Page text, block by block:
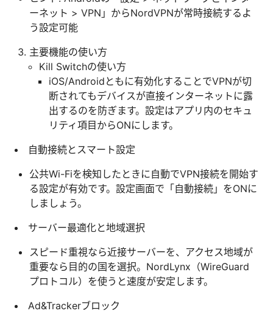
ーネット > VPN」からNordVPNが常時接続するよ
う設定可能
主要機能の使い方
Kill Switchの使い方
iOS/Androidともに有効化することでVPNが切
断されてもデバイスが直接インターネットに露
出するのを防ぎます。設定はアプリ内のセキュ
リティ項目からONにします。
自動接続とスマート設定
公共Wi-Fiを検知したときに自動でVPN接続を開始す
る設定が有効です。設定画面で「自動接続」をONに
しましょう。
サーバー最適化と地域選択
スピード重視なら近接サーバーを、アクセス地域が
重要なら目的の国を選択。NordLynx（WireGuard
プロトコル）を使うと速度が安定します。
Ad&Trackerブロック